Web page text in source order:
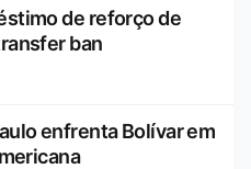
de reforço de
ban
enfrenta Bolívar em